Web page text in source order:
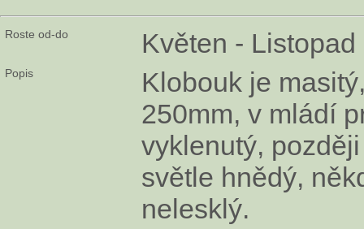
Roste od-do Květen - Listopad
Popis
Klobouk je
250mm, v mládí
vyklenutý,
světle hnědý,
nelesklý.